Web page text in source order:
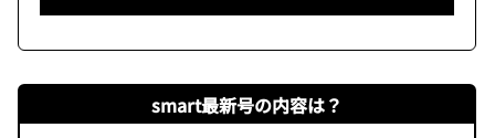
smart最新号の内容は？